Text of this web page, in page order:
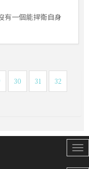
有一個能捍衛自身
30 31 32